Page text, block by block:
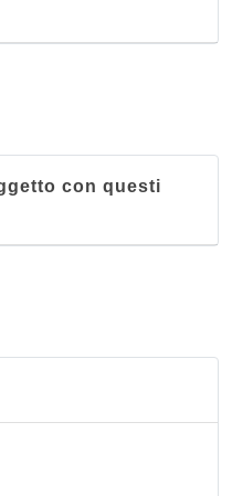
con questi